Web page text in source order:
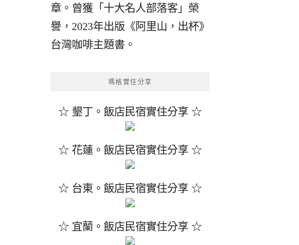
章。曾獲「十大名人部落客」榮
譽，2023年出版《阿里山，出杯》
台灣咖啡主題書。
瑪格實住分享
☆ 墾丁。飯店民宿實住分享 ☆
☆ 花蓮。飯店民宿實住分享 ☆
☆ 台東。飯店民宿實住分享 ☆
☆ 宜蘭。飯店民宿實住分享 ☆